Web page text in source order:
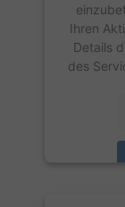
Ihren
Details
des